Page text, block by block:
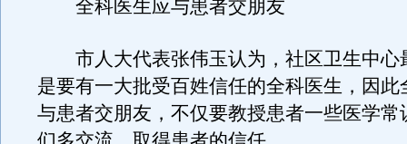
全科医生应与患者交朋友
市人大代表张伟玉认为，社区卫生中心
是要有一大批受百姓信任的全科医生，因此
与患者交朋友，不仅要教授患者一些医学常